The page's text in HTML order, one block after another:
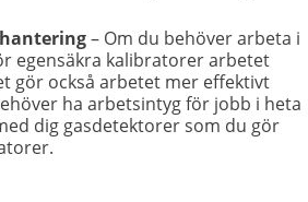
– Om du behöver arbeta i
egensäkra kalibratorer arbetet
gör också arbetet mer effektivt
ha arbetsintyg för jobb i heta
dig gasdetektorer som du gör